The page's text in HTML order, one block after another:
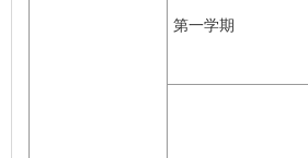
第一学期